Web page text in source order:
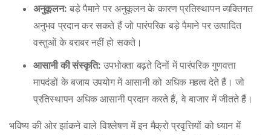
अनुकूलन: बड़े पैमाने पर अनुकूलन के कारण प्रतिस्थापन व्यक्तिगत
अनुभव प्रदान कर सकते हैं जो पारंपरिक बड़े पैमाने पर उत्पादित
वस्तुओं के बराबर नहीं हो सकते।
आसानी की संस्कृति: उपभोक्ता बढ़ते दिनों में पारंपरिक गुणवत्ता
मापदंडों के बजाय उपयोग में आसानी को अधिक महत्व देते हैं। जो
प्रतिस्थापन अधिक आसानी प्रदान करते हैं, वे बाजार में जीतते हैं।
भविष्य की ओर झांकने वाले विश्लेषण में इन मैक्रो प्रवृत्तियों को ध्यान में